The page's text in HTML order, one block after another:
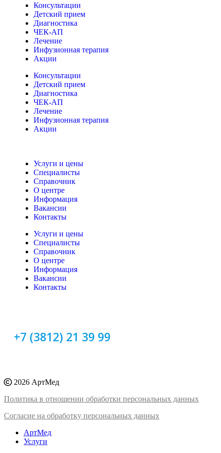
Консультации
Детский прием
Диагностика
ЧЕК-АП
Лечение
Инфузионная терапия
Акции
Консультации
Детский прием
Диагностика
ЧЕК-АП
Лечение
Инфузионная терапия
Акции
Услуги и цены
Специалисты
Справочник
О центре
Информация
Вакансии
Контакты
Услуги и цены
Специалисты
Справочник
О центре
Информация
Вакансии
Контакты
+7 (3812) 21 39 99
2026 АртМед
Политика в отношении обработки персональных данных
Согласие на обработку персональных данных
АртМед
Услуги